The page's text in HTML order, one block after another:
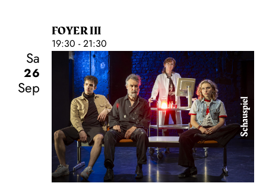
FOYER III
19:30 - 21:30
Sa
26
Sep
Schauspiel